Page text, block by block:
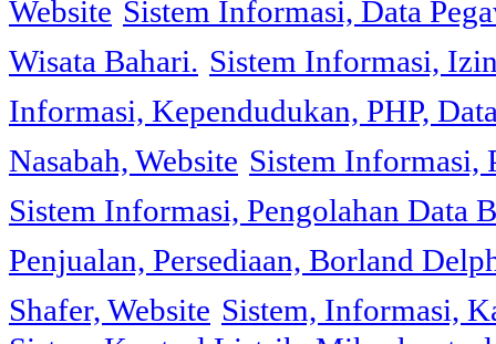
Website Sistem Informasi, Data
Wisata Bahari. Sistem Informasi,
Informasi, Kependudukan, PHP,
Nasabah, Website Sistem Informasi,
Sistem Informasi, Pengolahan Data
Penjualan, Persediaan, Borland
Shafer, Website Sistem, Informasi,